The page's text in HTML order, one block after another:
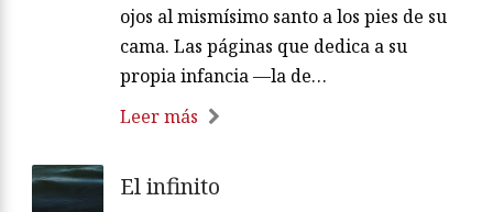
ojos al mismísimo santo a los pies de su
cama. Las páginas que dedica a su
propia infancia —la de…
Leer más
El infinito